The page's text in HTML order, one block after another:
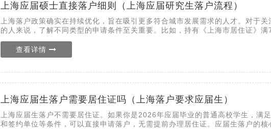
上海应届硕士直接落户细则（上海应届研究生落户流程）
上海落户政策确实在持续优化，旨在吸引更多符合城市发展需求的人才。对于关
的人来说，了解不同类型的申请条件至关重要。比如，持有《上海市居住证》满
查看详情
上海应届生落户需要居住证吗（上海落户要求应届生）
上海应届生落户不需要居住证。如果你是2026年应届毕业的普通高校学生，满
和签约单位等条件，可以直接申请落户，无需提前办理居住证。应届生落户的核